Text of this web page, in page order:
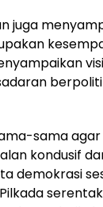
juga
sama
kondusif
demokrasi